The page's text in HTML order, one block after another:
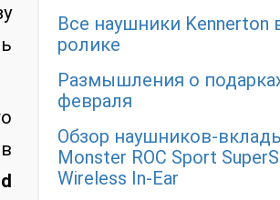
Все наушники Kennerton
ролике
Размышления о
февраля
Обзор наушников-
Monster ROC Sport
Wireless In-Ear